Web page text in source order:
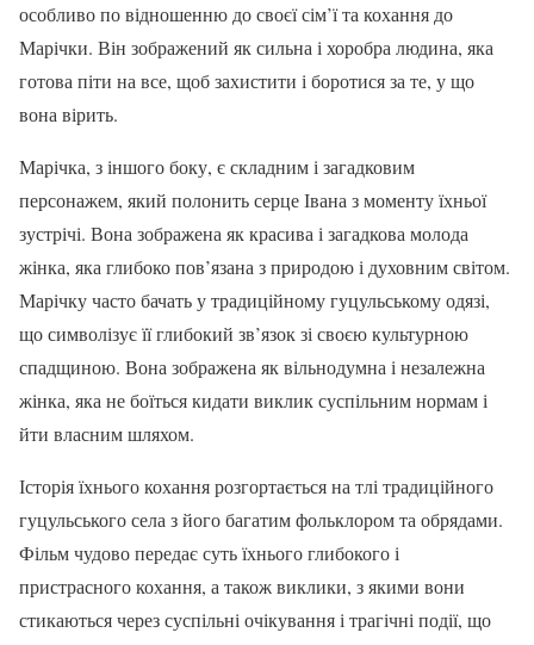
особливо по відношенню до своєї сім’ї та кохання до
Марічки. Він зображений як сильна і хоробра людина, яка
готова піти на все, щоб захистити і боротися за те, у що
вона вірить.
Марічка, з іншого боку, є складним і загадковим
персонажем, який полонить серце Івана з моменту їхньої
зустрічі. Вона зображена як красива і загадкова молода
жінка, яка глибоко пов’язана з природою і духовним світом.
Марічку часто бачать у традиційному гуцульському одязі,
що символізує її глибокий зв’язок зі своєю культурною
спадщиною. Вона зображена як вільнодумна і незалежна
жінка, яка не боїться кидати виклик суспільним нормам і
йти власним шляхом.
Історія їхнього кохання розгортається на тлі традиційного
гуцульського села з його багатим фольклором та обрядами.
Фільм чудово передає суть їхнього глибокого і
пристрасного кохання, а також виклики, з якими вони
стикаються через суспільні очікування і трагічні події, що